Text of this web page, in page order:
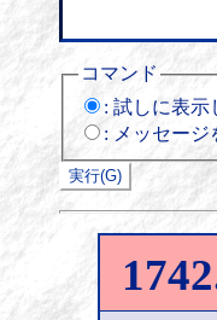
コマンド
: 試しに表示
: メッセー